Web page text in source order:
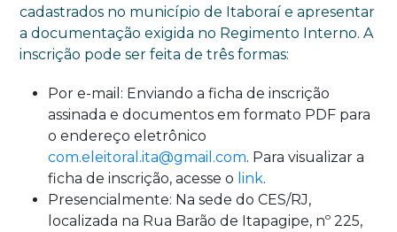
cadastrados no município de Itaboraí e apresentar
a documentação exigida no Regimento Interno. A
inscrição pode ser feita de três formas:
Por e-mail: Enviando a ficha de inscrição
assinada e documentos em formato PDF para
o endereço eletrônico
com.eleitoral.ita@gmail.com. Para visualizar a
ficha de inscrição, acesse o link.
Presencialmente: Na sede do CES/RJ,
localizada na Rua Barão de Itapagipe, nº 225,